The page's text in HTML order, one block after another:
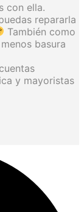
con ella.
repararla
También como
basura
y mayoristas